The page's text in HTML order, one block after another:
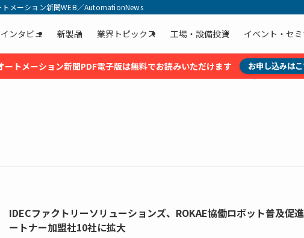
メーション新聞WEB／AutomationNews
インタビュ 新製品 業界トピックス 工場・設備投資 イベント・セ
ートメーション新聞PDF電子版は無料でお読みいただけます お申し込みは
IDECファクトリーソリューションズ、ROKAE協働ロボット普及促
ートナー加盟社10社に拡大